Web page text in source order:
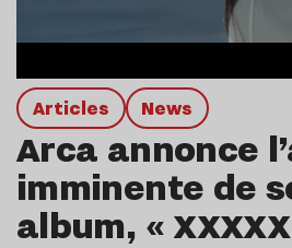
Articles news
Arca annonce
imminente de
album, «